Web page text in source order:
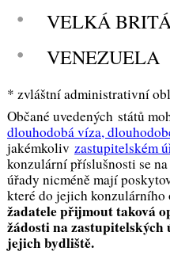
VELKÁ
VENEZUELA
* zvláštní administrativní
Občané uvedených států
dlouhodobá víza,
jakémkoliv zastupitelském
konzulární příslušnosti se
úřady nicméně mají
které do jejich konzulárního
žadatele přijmout taková
žádosti na
jejich bydliště.